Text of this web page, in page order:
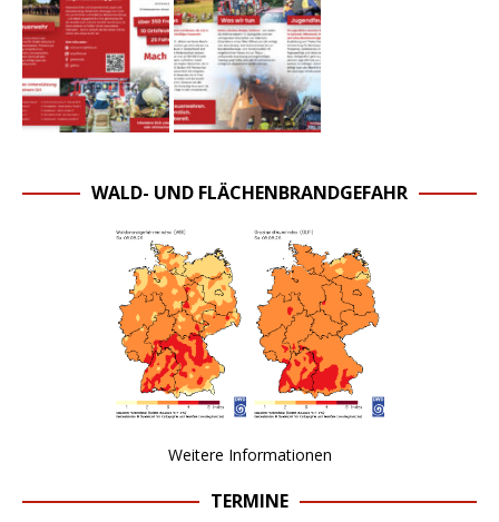
WALD- UND FLÄCHENBRANDGEFAHR
Weitere Informationen
TERMINE